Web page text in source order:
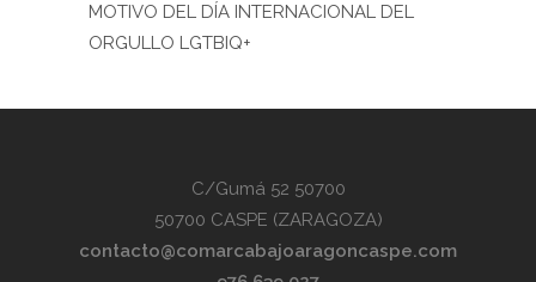
MOTIVO DEL DÍA INTERNACIONAL DEL
ORGULLO LGTBIQ+
C/Gumá 52 50700
50700 CASPE (ZARAGOZA)
contacto@comarcabajoaragoncaspe.com